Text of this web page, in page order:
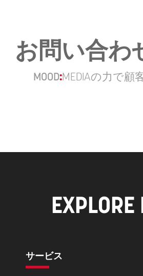
お問い合わ
MOOD:MEDIAの力で顧
サービス